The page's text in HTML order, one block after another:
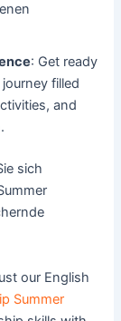
: Get ready
filled
and
sich
our English
Summer